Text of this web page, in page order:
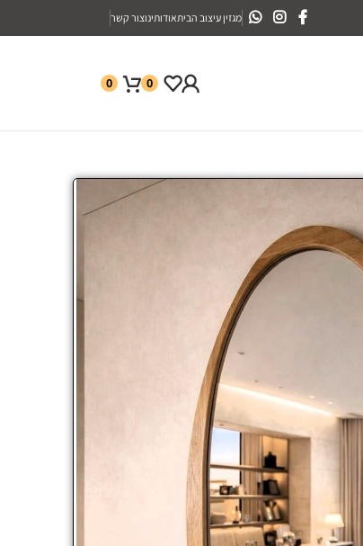
מגזין עיצוב הביתאודותינוצור קשר
0
0